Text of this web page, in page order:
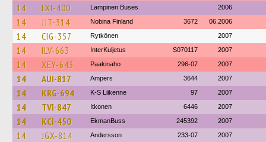
14 LXI-400 Lampinen Buses 2006
14 JJT-314 Nobina Finland 3672 06.2006
14 CIG-357 Rytkönen 2007
14 ILV-663 InterKuljetus S070117 2007
14 XEY-643 Paakinaho 296-07 2007
14 AUI-817 Ampers 3644 2007
14 KRG-694 K-S Liikenne 97 2007
14 TVI-847 Itkonen 6446 2007
14 KCI-450 EkmanBuss 245392 2007
14 JGX-814 Andersson 233-07 2007